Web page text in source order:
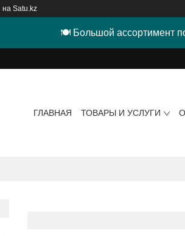
на Satu.kz
🍽 Большой ассортимент
ГЛАВНАЯ ТОВАРЫ И УСЛУГИ